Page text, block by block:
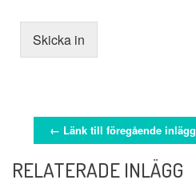
Skicka in
POSTNAVIGERING
← Länk till föregående inlägg
RELATERADE INLÄGG